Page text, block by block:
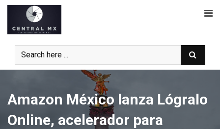
Skip
content
Amazon México lanza Lógralo
Online, acelerador para